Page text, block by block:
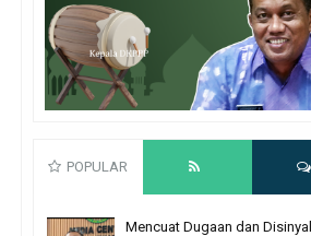
POPULAR
Mencuat Dugaan dan